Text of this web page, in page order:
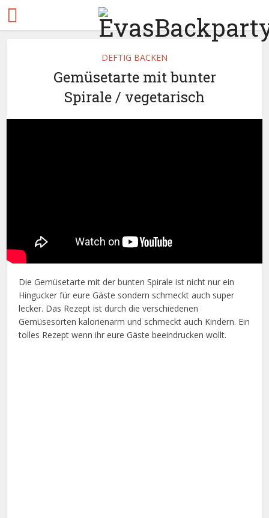
DEFTIG BACKEN
Gemüsetarte mit bunter
Spirale / vegetarisch
Die Gemüsetarte mit der bunten Spirale ist nicht nur ein
Hingucker für eure Gäste sondern schmeckt auch super
lecker. Das Rezept ist durch die verschiedenen
Gemüsesorten kalorienarm und schmeckt auch Kindern. Ein
tolles Rezept wenn ihr eure Gäste beeindrucken wollt.